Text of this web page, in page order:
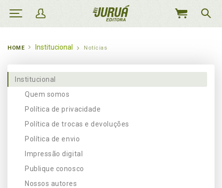
MEU
HOME Institucional Notícias
Institucional
Quem somos
Política de privacidade
Política de trocas e devoluções
Política de envio
Impressão digital
Publique conosco
Nossos autores